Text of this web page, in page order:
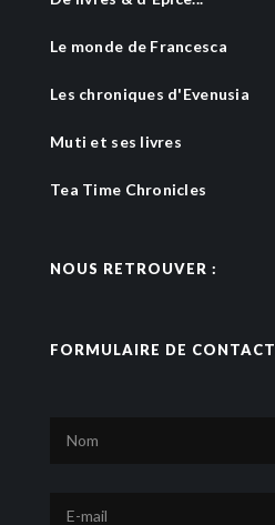
Le monde de Francesca
Les chroniques d'Evenusia
Muti et ses livres
Tea Time Chronicles
NOUS RETROUVER :
FORMULAIRE DE CONTACT